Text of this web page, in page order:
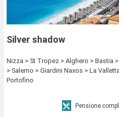
Silver shadow
Nizza > St Tropez > Alghero > Bastia
> Salerno > Giardini Naxos > La
Portofino
Pensione